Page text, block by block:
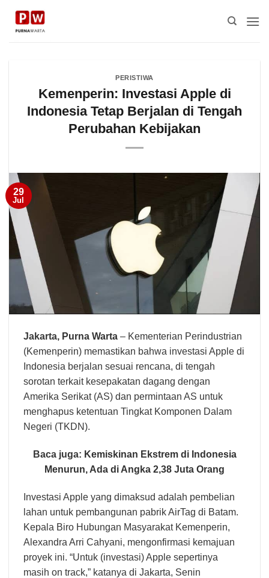
PERISTIWA
Kemenperin: Investasi Apple di
Indonesia Tetap Berjalan di Tengah
Perubahan Kebijakan
29
Jul
Jakarta, Purna Warta – Kementerian Perindustrian
(Kemenperin) memastikan bahwa investasi Apple di
Indonesia berjalan sesuai rencana, di tengah
sorotan terkait kesepakatan dagang dengan
Amerika Serikat (AS) dan permintaan AS untuk
menghapus ketentuan Tingkat Komponen Dalam
Negeri (TKDN).
Baca juga: Kemiskinan Ekstrem di Indonesia
Menurun, Ada di Angka 2,38 Juta Orang
Investasi Apple yang dimaksud adalah pembelian
lahan untuk pembangunan pabrik AirTag di Batam.
Kepala Biro Hubungan Masyarakat Kemenperin,
Alexandra Arri Cahyani, mengonfirmasi kemajuan
proyek ini. “Untuk (investasi) Apple sepertinya
masih on track,” katanya di Jakarta, Senin